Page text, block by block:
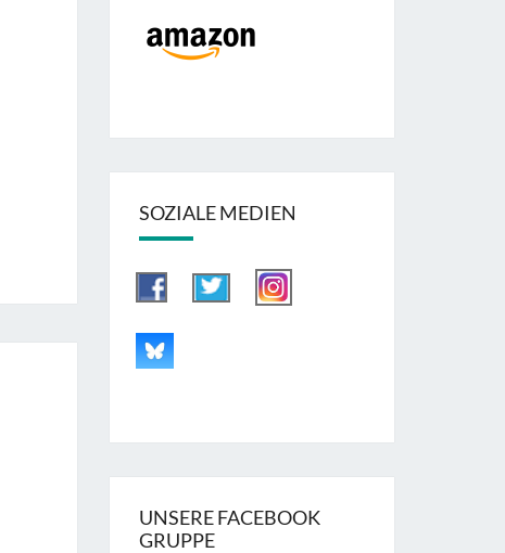
SOZIALE MEDIEN
UNSERE FACEBOOK
GRUPPE